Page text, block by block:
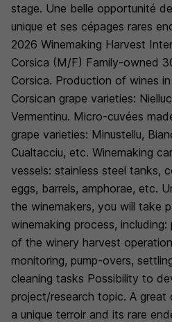
stage. Une belle opportunité
unique et ses cépages rares
2026 Winemaking Harvest
Corsica (M/F) Family-owned
Corsica. Production of wines
Corsican grape varieties:
Vermentinu. Micro-cuvées
grape varieties: Minustellu,
Cualtacciu, etc. Winemaking
vessels: stainless steel tanks,
eggs, barrels, amphorae, etc.
the winemakers, you will take
winemaking process,
of the winery harvest
monitoring, pump-overs,
cleaning tasks Possibility to
project/research topic. A
a unique terroir and its rare